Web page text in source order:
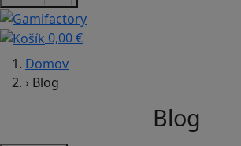
0,00 €
Domov
› Blog
Blog